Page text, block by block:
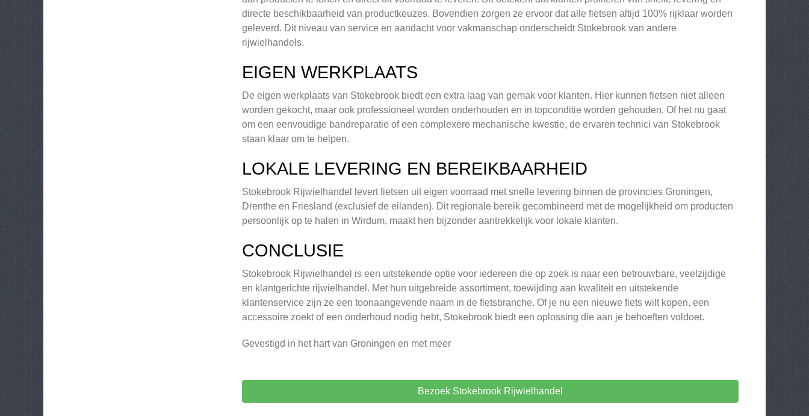
directe beschikbaarheid van productkeuzes. Bovendien zorgen ze ervoor dat alle fietsen altijd 100% rijklaar worden
geleverd. Dit niveau van service en aandacht voor vakmanschap onderscheidt Stokebrook van andere
rijwielhandels.
EIGEN WERKPLAATS
De eigen werkplaats van Stokebrook biedt een extra laag van gemak voor klanten. Hier kunnen fietsen niet alleen
worden gekocht, maar ook professioneel worden onderhouden en in topconditie worden gehouden. Of het nu gaat
om een eenvoudige bandreparatie of een complexere mechanische kwestie, de ervaren technici van Stokebrook
staan klaar om te helpen.
LOKALE LEVERING EN BEREIKBAARHEID
Stokebrook Rijwielhandel levert fietsen uit eigen voorraad met snelle levering binnen de provincies Groningen,
Drenthe en Friesland (exclusief de eilanden). Dit regionale bereik gecombineerd met de mogelijkheid om producten
persoonlijk op te halen in Wirdum, maakt hen bijzonder aantrekkelijk voor lokale klanten.
CONCLUSIE
Stokebrook Rijwielhandel is een uitstekende optie voor iedereen die op zoek is naar een betrouwbare, veelzijdige
en klantgerichte rijwielhandel. Met hun uitgebreide assortiment, toewijding aan kwaliteit en uitstekende
klantenservice zijn ze een toonaangevende naam in de fietsbranche. Of je nu een nieuwe fiets wilt kopen, een
accessoire zoekt of een onderhoud nodig hebt, Stokebrook biedt een oplossing die aan je behoeften voldoet.
Gevestigd in het hart van Groningen en met meer
Bezoek Stokebrook Rijwielhandel